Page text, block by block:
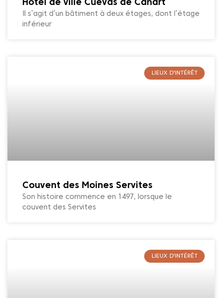
Hôtel de ville Cuevas de Cañart
Il s’agit d’un bâtiment à deux étages, dont l’étage
inférieur
LIEUX D'INTÉRÊT
Couvent des Moines Servites
Son histoire commence en 1497, lorsque le
couvent des Servites
LIEUX D'INTÉRÊT